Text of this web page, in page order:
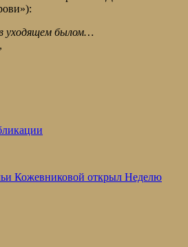
уходящем былом…
Кожевниковой открыл Неделю